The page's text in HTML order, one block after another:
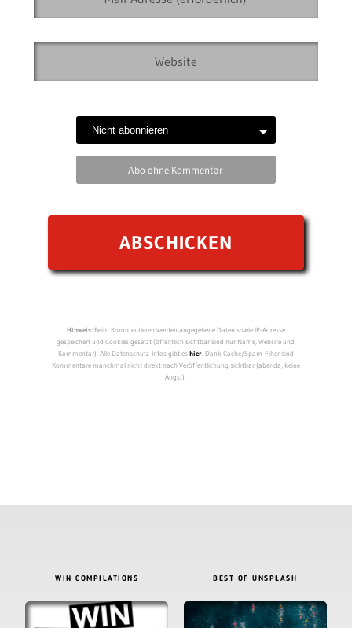
Abo ohne Kommentar
Hinweis:Beim Kommentieren werden angegebene Daten sowie IP-Adresse
gespeichert und Cookies gesetzt (öffentlich sichtbar sind nur Name, Website und
Kommentar). Alle Datenschutz-Infos gibt eshier. Dank Cache/Spam-Filter sind
Kommentare manchmal nicht direkt nach Veröffentlichung sichtbar (aber da, keine
Angst).
WIN COMPILATIONS BEST OF UNSPLASH